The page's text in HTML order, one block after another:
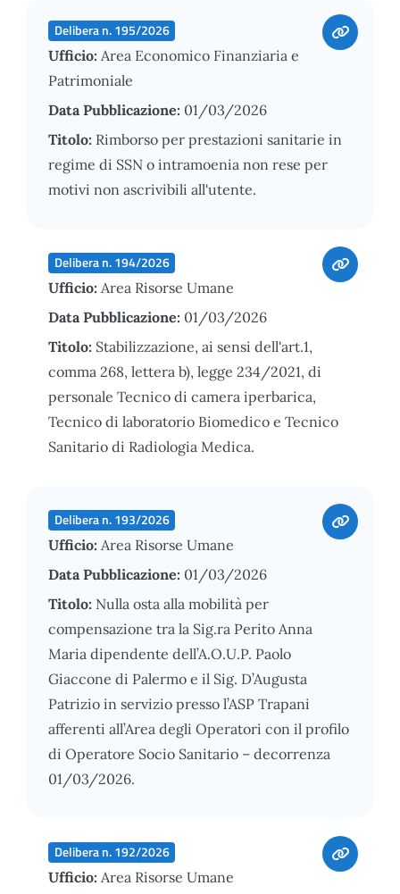
Delibera n. 195/2026
Ufficio: Area Economico Finanziaria e
Patrimoniale
Data Pubblicazione: 01/03/2026
Titolo: Rimborso per prestazioni sanitarie in
regime di SSN o intramoenia non rese per
motivi non ascrivibili all'utente.
Delibera n. 194/2026
Ufficio: Area Risorse Umane
Data Pubblicazione: 01/03/2026
Titolo: Stabilizzazione, ai sensi dell'art.1,
comma 268, lettera b), legge 234/2021, di
personale Tecnico di camera iperbarica,
Tecnico di laboratorio Biomedico e Tecnico
Sanitario di Radiologia Medica.
Delibera n. 193/2026
Ufficio: Area Risorse Umane
Data Pubblicazione: 01/03/2026
Titolo: Nulla osta alla mobilità per
compensazione tra la Sig.ra Perito Anna
Maria dipendente dell’A.O.U.P. Paolo
Giaccone di Palermo e il Sig. D’Augusta
Patrizio in servizio presso l’ASP Trapani
afferenti all’Area degli Operatori con il profilo
di Operatore Socio Sanitario – decorrenza
01/03/2026.
Delibera n. 192/2026
Ufficio: Area Risorse Umane